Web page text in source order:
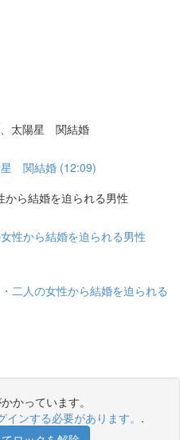
、太陽星 関結婚
星 関結婚 (12:09)
から結婚を迫られる男性
性から結婚を迫られる男性
二人の女性から結婚を迫られる
かっています。
インする必要があります。 .